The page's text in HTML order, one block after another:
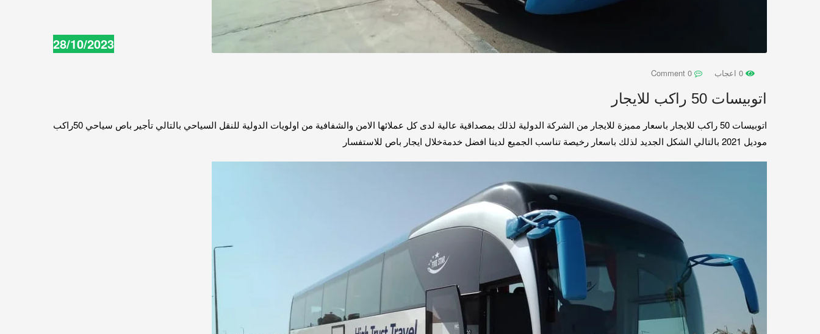
28/10/2023
اتوبيسات 50 راكب للايجار
اتوبيسات 50 راكب للايجار باسعار مميزة للايجار من الشركة الدولية لذلك بمصداقية عالية لدى كل عملائها الامن والشفافية من اولويات الدولية للنقل السياحي بالتالي تأجير باص سياحي 50راكب
موديل 2021 بالتالي الشكل الجديد لذلك باسعار رخيصة تناسب الجميع لدينا افضل خدمةخلال ايجار باص للاستفسار